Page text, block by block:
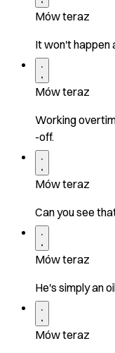
Mów teraz
It won't happen
Mów teraz
Working
-off.
Mów teraz
Can you see
Mów teraz
He's simply an
Mów teraz